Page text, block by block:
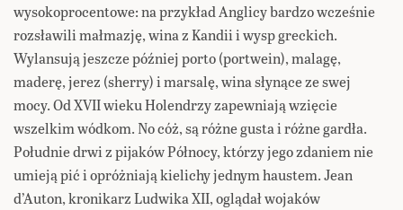
wysokoprocentowe: na przykład Anglicy bardzo wcześnie
rozsławili małmazję, wina z Kandii i wysp greckich.
Wylansują jeszcze później porto (portwein), malagę,
maderę, jerez (sherry) i marsalę, wina słynące ze swej
mocy. Od XVII wieku Holendrzy zapewniają wzięcie
wszelkim wódkom. No cóż, są różne gusta i różne gardła.
Południe drwi z pijaków Północy, którzy jego zdaniem nie
umieją pić i opróżniają kielichy jednym haustem. Jean
d’Auton, kronikarz Ludwika XII, oglądał wojaków